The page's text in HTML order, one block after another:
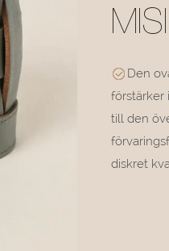
Den
förstärker
till den
diskret